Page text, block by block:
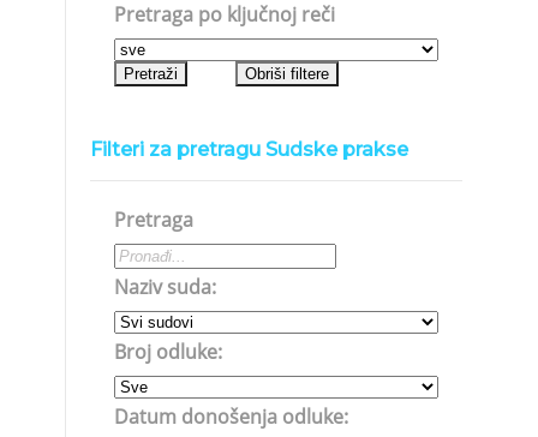
Pretraga po ključnoj reči
Filteri za pretragu Sudske prakse
Pretraga
Naziv suda:
Broj odluke:
Datum donošenja odluke: